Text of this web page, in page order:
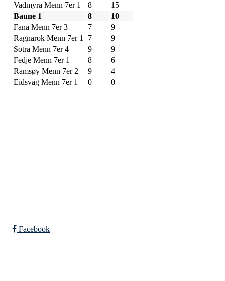
Vadmyra Menn 7er 1
8
15
Baune 1
8
10
Fana Menn 7er 3
7
9
Ragnarok Menn 7er 1
7
9
Sotra Menn 7er 4
9
9
Fedje Menn 7er 1
8
6
Ramsøy Menn 7er 2
9
4
Eidsvåg Menn 7er 1
0 0
Facebook